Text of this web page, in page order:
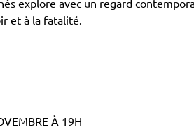
explore avec un regard
et à la fatalité.
À 19H